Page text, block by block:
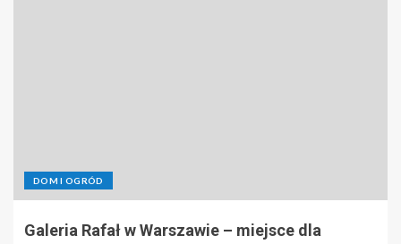
DOM I OGRÓD
Galeria Rafał w Warszawie – miejsce dla